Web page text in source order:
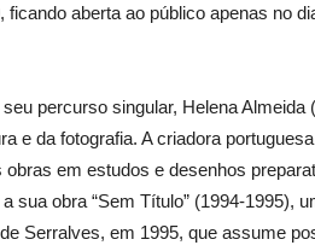
aberta ao público apenas no
percurso singular, Helena
e da fotografia. A criadora
em estudos e desenhos
sua obra “Sem Título” (1994-1995),
Serralves, em 1995, que assume